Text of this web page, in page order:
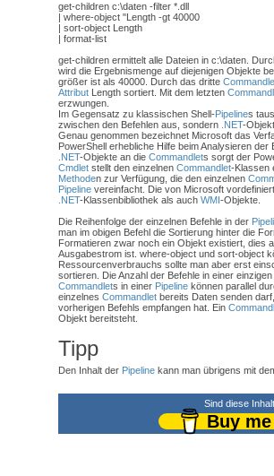
get-children c:\daten -filter *.dll
| where-object "Length -gt 40000
| sort-object Length
| format-list
get-children ermittelt alle Dateien in c:\daten.
wird die Ergebnismenge auf diejenigen Objekte
größer ist als 40000. Durch das dritte
AttributLength sortiert. Mit dem letzten
erzwungen.
Im Gegensatz zu klassischen Shell-Pipelines
zwischen den Befehlen aus, sondern .NET-
Genau genommen bezeichnet Microsoft das
PowerShell erhebliche Hilfe beim Analysieren
.NET-Objekte an die Commandlets sorgt der
Cmdletstellt den einzelnen Commandlet-Klassen
Methoden zur Verfügung, die den einzelnen
Pipelinevereinfacht. Die von Microsoft
.NET-Klassenbibliothek als auch WMI-Objekte.
Die Reihenfolge der einzelnen Befehle in der
man im obigen Befehl die Sortierung hinter die
Formatieren zwar noch ein Objekt existiert, dies
Ausgabestrom ist. where-object und sort-object
Ressourcenverbrauchs sollte man aber erst
sortieren. Die Anzahl der Befehle in einer einzigen
Commandlets in einer Pipelinekönnen parallel
einzelnes Commandletbereits Daten senden
vorherigen Befehls empfangen hat. Ein
Objekt bereitsteht.
Tipp
Den Inhalt der Pipelinekann man übrigens mit
Sind diese
Buy